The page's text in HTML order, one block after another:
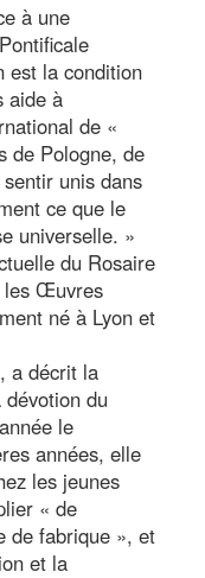
à une
est la condition
aide à
de «
de Pologne, de
unis dans
ce que le
universelle. »
du Rosaire
les Œuvres
né à Lyon et
a décrit la
du
le
années, elle
les jeunes
« de
de fabrique », et
et la